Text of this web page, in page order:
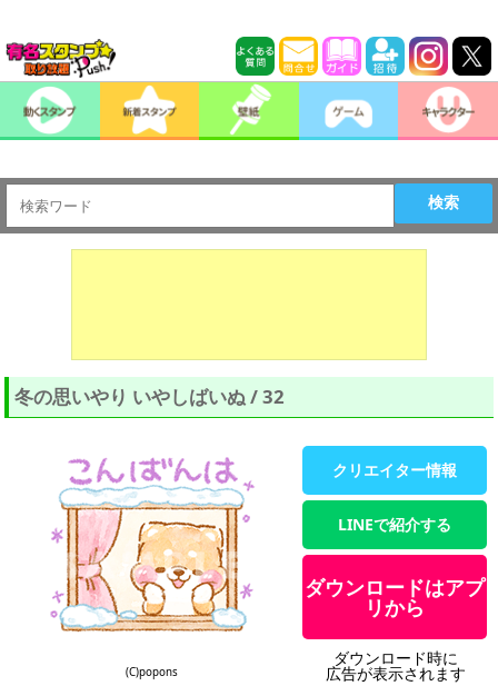
検索
冬の思いやり いやしばいぬ / 32
(C)popons
クリエイター情報
LINEで紹介する
ダウンロードはアプ
リから
ダウンロード時に
広告が表示されます